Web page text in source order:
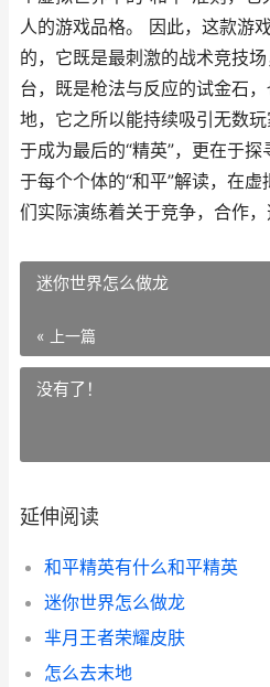
人的游戏品格。 因此，这款游
的，它既是最刺激的战术竞技
台，既是枪法与反应的试金石
地，它之所以能持续吸引无数
于成为最后的“精英”，更在于
于每个个体的“和平”解读，在
们实际演练着关于竞争，合作，
迷你世界怎么做龙
« 上一篇
没有了！
延伸阅读
和平精英有什么和平精英
迷你世界怎么做龙
芈月王者荣耀皮肤
怎么去末地